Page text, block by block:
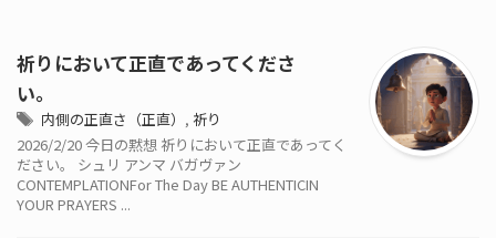
祈りにおいて正直であってくださ
い。
内側の正直さ（正直） , 祈り
2026/2/20 今日の黙想 祈りにおいて正直であってく
ださい。 シュリ アンマ バガヴァン
CONTEMPLATIONFor The Day BE AUTHENTICIN
YOUR PRAYERS ...